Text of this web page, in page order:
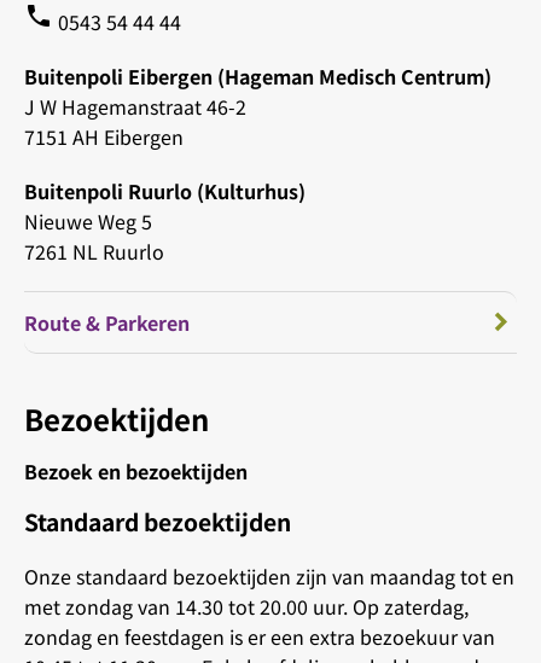
phone 0543 54 44 44
Buitenpoli Eibergen (Hageman Medisch Centrum)
J W Hagemanstraat 46-2
7151 AH Eibergen
Buitenpoli Ruurlo (Kulturhus)
Nieuwe Weg 5
7261 NL Ruurlo
Route & Parkeren
Bezoektijden
Bezoek en bezoektijden
Standaard bezoektijden
Onze standaard bezoektijden zijn van maandag tot en
met zondag van 14.30 tot 20.00 uur. Op zaterdag,
zondag en feestdagen is er een extra bezoekuur van